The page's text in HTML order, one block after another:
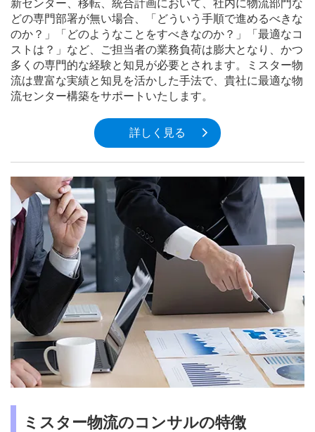
新センター、移転、統合計画において、社内に物流部門な
どの専門部署が無い場合、「どういう手順で進めるべきな
のか？」「どのようなことをすべきなのか？」「最適なコ
ストは？」など、ご担当者の業務負荷は膨大となり、かつ
多くの専門的な経験と知見が必要とされます。ミスター物
流は豊富な実績と知見を活かした手法で、貴社に最適な物
流センター構築をサポートいたします。
詳しく見る
ミスター物流のコンサルの特徴